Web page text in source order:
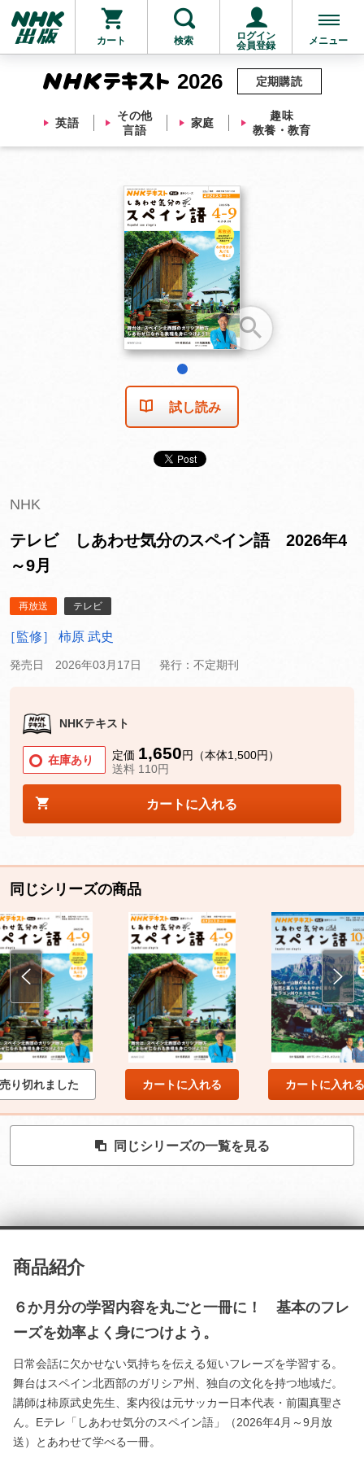
カート 検索
ログイン
会員登録
メニュー
2026
英語
その他
言語
家庭
趣味
教養・教育
定期購読
他にも商品を買う
試し読み
NHK
テレビ しあわせ気分のスペイン語 2026年4
～9月
再放送 テレビ
［監修］ 柿原 武史
発売日 2026年03月17日 発行：不定期刊
NHKテキスト
在庫あり 定価 1,650円（本体1,500円）
送料 110円
カートに入れる
同じシリーズの商品
売り切れました カートに入れる カートに入れる
同じシリーズの一覧を見る
商品紹介
６か月分の学習内容を丸ごと一冊に！ 基本のフレ
ーズを効率よく身につけよう。
日常会話に欠かせない気持ちを伝える短いフレーズを学習する。
舞台はスペイン北西部のガリシア州、独自の文化を持つ地域だ。
講師は柿原武史先生、案内役は元サッカー日本代表・前園真聖さ
ん。Eテレ「しあわせ気分のスペイン語」（2026年4月～9月放
送）とあわせて学べる一冊。